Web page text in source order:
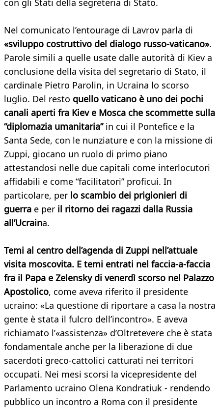
con gli Stati della segreteria di Stato.
Nel comunicato l’entourage di Lavrov parla di
«sviluppo costruttivo del dialogo russo-vaticano».
Parole simili a quelle usate dalle autorità di Kiev a
conclusione della visita del segretario di Stato, il
cardinale Pietro Parolin, in Ucraina lo scorso
luglio. Del resto quello vaticano è uno dei pochi
canali aperti fra Kiev e Mosca che scommette sulla
“diplomazia umanitaria” in cui il Pontefice e la
Santa Sede, con le nunziature e con la missione di
Zuppi, giocano un ruolo di primo piano
attestandosi nelle due capitali come interlocutori
affidabili e come “facilitatori” proficui. In
particolare, per lo scambio dei prigionieri di
guerra e per il ritorno dei ragazzi dalla Russia
all’Ucraina.
Temi al centro dell’agenda di Zuppi nell’attuale
visita moscovita. E temi entrati nel faccia-a-faccia
fra il Papa e Zelensky di venerdì scorso nel Palazzo
Apostolico, come aveva riferito il presidente
ucraino: «La questione di riportare a casa la nostra
gente è stata il fulcro dell’incontro». E aveva
richiamato l’«assistenza» d’Oltretevere che è stata
fondamentale anche per la liberazione di due
sacerdoti greco-cattolici catturati nei territori
occupati. Nei mesi scorsi la vicepresidente del
Parlamento ucraino Olena Kondratiuk - rendendo
pubblico un incontro a Roma con il presidente